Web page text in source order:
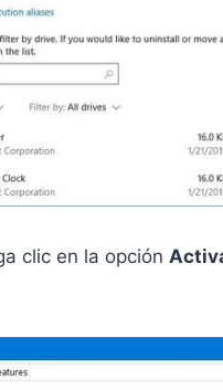
clic en la opción